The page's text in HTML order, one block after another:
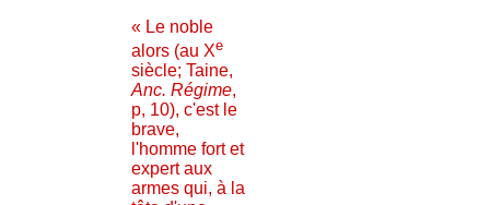
« Le noble
alors (au Xe
siècle; Taine,
Anc. Régime,
p, 10), c'est le
brave,
l'homme fort et
expert aux
armes qui, à la